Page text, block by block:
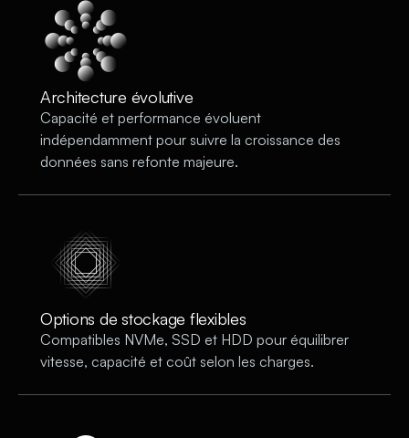
Architecture évolutive
Capacité et performance évoluent
indépendamment pour suivre la croissance des
données sans refonte majeure.
Options de stockage flexibles
Compatibles NVMe, SSD et HDD pour équilibrer
vitesse, capacité et coût selon les charges.